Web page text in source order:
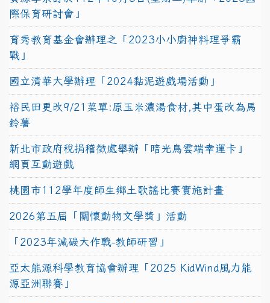
際保育研討會」
育秀教育基金會辦理之「2023小小廚神料理爭霸
戰」
國立清華大學辦理「2024黏泥遊戲場活動」
裕民田更改9/21菜單:原玉米濃湯食材,其中蛋改為馬
鈴薯
新北市政府稅捐稽徵處舉辦「暗光鳥雲端幸運卡」
網頁互動遊戲
桃園市112學年度師生鄉土歌謠比賽實施計畫
2026第五屆「關懷動物文學獎」活動
「2023年減碳大作戰-教師研習」
亞太能源科學教育協會辦理「2025 KidWind風力能
源亞洲聯賽」